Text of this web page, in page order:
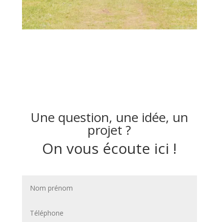
Une question, une idée, un
projet ?
On vous écoute ici !